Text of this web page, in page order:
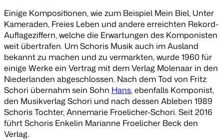
Einige Kompositionen, wie zum Beispiel Mein Biel, Unter
Kameraden, Freies Leben und andere erreichten Rekord-
Auflageziffern, welche die Erwartungen des Komponisten
weit übertrafen. Um Schoris Musik auch im Ausland
bekannt zu machen und zu vermarkten, wurde 1960 für
einige Werke ein Vertrag mit dem Verlag Molenaar in den
Niederlanden abgeschlossen. Nach dem Tod von Fritz
Schori übernahm sein Sohn Hans, ebenfalls Komponist,
den Musikverlag Schori und nach dessen Ableben 1989
Schoris Tochter, Annemarie Froelicher-Schori. Seit 2016
führt Schoris Enkelin Marianne Froelicher Beck den
Verlag.